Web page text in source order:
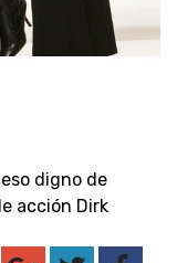
digno de
acción Dirk